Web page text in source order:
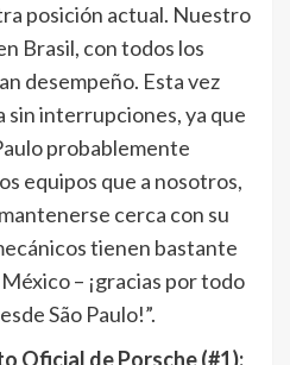
posición actual. Nuestro
Brasil, con todos los
desempeño. Esta vez
sin interrupciones, ya que
probablemente
equipos que a nosotros,
cerca con su
tienen bastante
– ¡gracias por todo
São Paulo!”.
Oficial de Porsche (#1):